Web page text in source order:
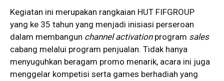
Kegiatan ini merupakan rangkaian HUT FIFGROUP
yang ke 35 tahun yang menjadi inisiasi perseroan
dalam membangun channel activationprogram sales
cabang melalui program penjualan. Tidak hanya
menyuguhkan beragam promo menarik, acara ini juga
menggelar kompetisi serta games berhadiah yang